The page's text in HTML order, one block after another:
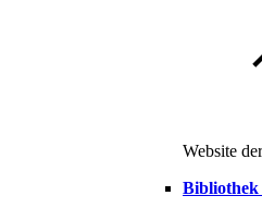
Website
Bibliothek